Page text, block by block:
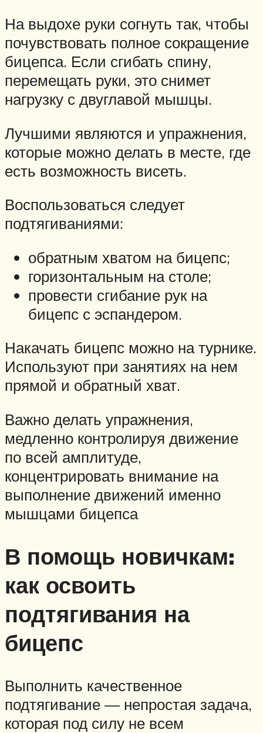
На выдохе руки согнуть так, чтобы
почувствовать полное сокращение
бицепса. Если сгибать спину,
перемещать руки, это снимет
нагрузку с двуглавой мышцы.
Лучшими являются и упражнения,
которые можно делать в месте, где
есть возможность висеть.
Воспользоваться следует
подтягиваниями:
обратным хватом на бицепс;
горизонтальным на столе;
провести сгибание рук на
бицепс с эспандером.
Накачать бицепс можно на турнике.
Используют при занятиях на нем
прямой и обратный хват.
Важно делать упражнения,
медленно контролируя движение
по всей амплитуде,
концентрировать внимание на
выполнение движений именно
мышцами бицепса
В помощь новичкам:
как освоить
подтягивания на
бицепс
Выполнить качественное
подтягивание — непростая задача,
которая под силу не всем